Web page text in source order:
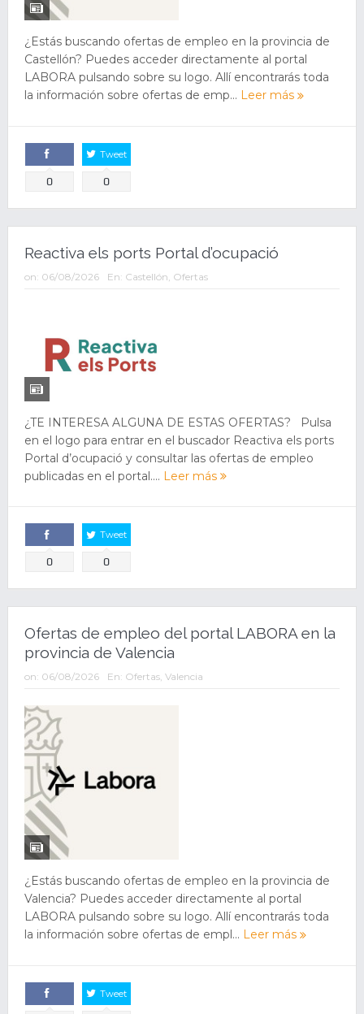
¿Estás buscando ofertas de empleo en la provincia de
Castellón? Puedes acceder directamente al portal
LABORA pulsando sobre su logo. Allí encontrarás toda
la información sobre ofertas de emp... Leer más
Comparte
0
Tweet
0
Reactiva els ports Portal d’ocupació
on: 06/08/2026 En: Castellón Ofertas
¿TE INTERESA ALGUNA DE ESTAS OFERTAS? Pulsa
en el logo para entrar en el buscador Reactiva els ports
Portal d’ocupació y consultar las ofertas de empleo
publicadas en el portal.... Leer más
Comparte
0
Tweet
0
Ofertas de empleo del portal LABORA en la
provincia de Valencia
on: 06/08/2026 En: Ofertas, Valencia
¿Estás buscando ofertas de empleo en la provincia de
Valencia? Puedes acceder directamente al portal
LABORA pulsando sobre su logo. Allí encontrarás toda
la información sobre ofertas de empl... Leer más
Tweet